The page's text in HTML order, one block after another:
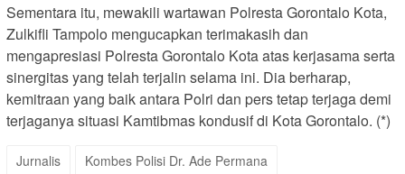
Sementara itu, mewakili wartawan Polresta Gorontalo Kota,
Zulkifli Tampolo mengucapkan terimakasih dan
mengapresiasi Polresta Gorontalo Kota atas kerjasama serta
sinergitas yang telah terjalin selama ini. Dia berharap,
kemitraan yang baik antara Polri dan pers tetap terjaga demi
terjaganya situasi Kamtibmas kondusif di Kota Gorontalo. (*)
Jurnalis
Kombes Polisi Dr. Ade Permana